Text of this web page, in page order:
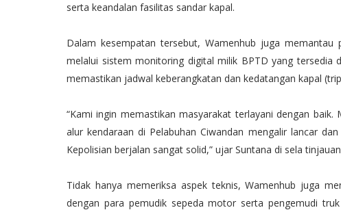
serta keandalan fasilitas sandar kapal.
Dalam kesempatan tersebut, Wamenhub juga
melalui sistem monitoring digital milik BPTD yang tersedia
memastikan jadwal keberangkatan dan kedatangan kapal
“Kami ingin memastikan masyarakat terlayani dengan
alur kendaraan di Pelabuhan Ciwandan mengalir lancar
Kepolisian berjalan sangat solid,” ujar Suntana di sela
Tidak hanya memeriksa aspek teknis, Wamenhub juga
dengan para pemudik sepeda motor serta pengemudi